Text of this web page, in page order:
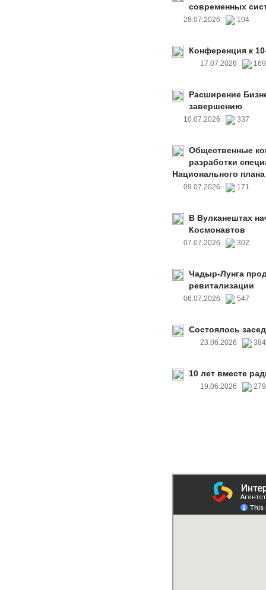
современных
28.07.2026 104
Конференция к
17.07.2026
Расширение
завершению
10.07.2026 337
Общественные
разработки
Национального
09.07.2026 171
В Вулканештах
Космонавтов
07.07.2026 302
Чадыр-Лунга
ревитализации
06.07.2026 547
Состоялось
23.06.2026
10 лет вместе
19.06.2026